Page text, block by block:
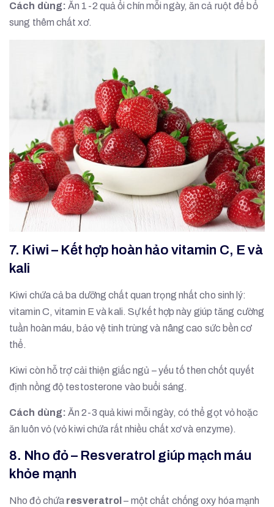
Cách dùng: Ăn 1-2 quả ổi chín mỗi ngày, ăn cả ruột để bổ
sung thêm chất xơ.
7. Kiwi – Kết hợp hoàn hảo vitamin C, E và
kali
Kiwi chứa cả ba dưỡng chất quan trọng nhất cho sinh lý:
vitamin C, vitamin E và kali. Sự kết hợp này giúp tăng cường
tuần hoàn máu, bảo vệ tinh trùng và nâng cao sức bền cơ
thể.
Kiwi còn hỗ trợ cải thiện giấc ngủ – yếu tố then chốt quyết
định nồng độ testosterone vào buổi sáng.
Cách dùng: Ăn 2-3 quả kiwi mỗi ngày, có thể gọt vỏ hoặc
ăn luôn vỏ (vỏ kiwi chứa rất nhiều chất xơ và enzyme).
8. Nho đỏ – Resveratrol giúp mạch máu
khỏe mạnh
Nho đỏ chứa resveratrol – một chất chống oxy hóa mạnh